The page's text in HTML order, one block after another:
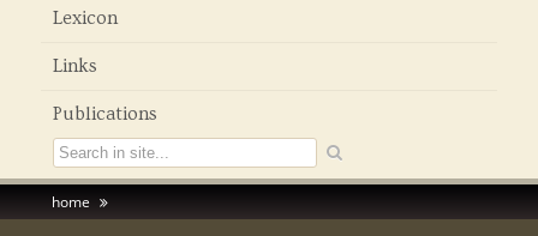
Lexicon
Links
Publications
home